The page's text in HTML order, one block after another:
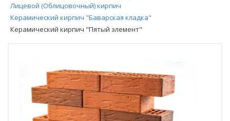
Лицевой (Облицовочный) кирпич
Керамический кирпич "Баварская кладка"
Керамический кирпич "Пятый элемент"